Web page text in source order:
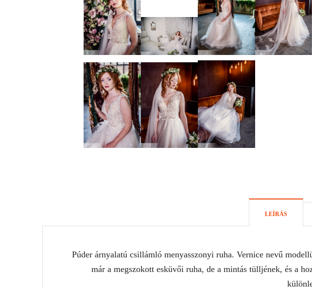
LEÍRÁS
Púder árnyalatú csillámló menyasszonyi ruha. Vernice nevű
már a megszokott esküvői ruha, de a mintás tülljének, és a